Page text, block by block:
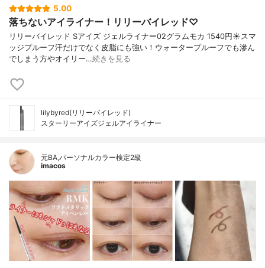
5.00
落ちないアイライナー！リリーバイレッド♡
リリーバイレッド Sアイズ ジェルライナー02グラムモカ 1540円☀️スマ
ッジプルーフ汗だけでなく皮脂にも強い！ウォータープルーフでも滲ん
でしまう方やオイリー…続きを見る
lilybyred(リリーバイレッド)
スターリーアイズジェルアイライナー
元BA,パーソナルカラー検定2級
imacos